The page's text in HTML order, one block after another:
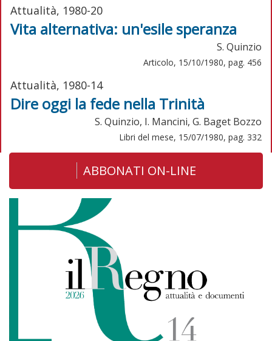
Attualità, 1980-20
Vita alternativa: un'esile speranza
S. Quinzio
Articolo, 15/10/1980, pag. 456
Attualità, 1980-14
Dire oggi la fede nella Trinità
S. Quinzio, I. Mancini, G. Baget Bozzo
Libri del mese, 15/07/1980, pag. 332
ABBONATI ON-LINE